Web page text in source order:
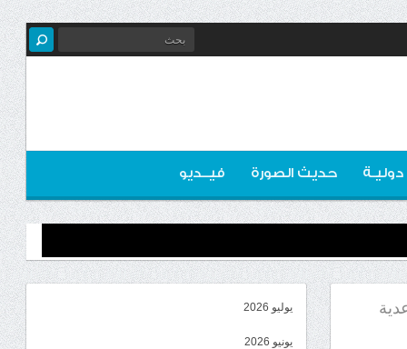
دوليـة حديث الصورة فيــديو
يوليو 2026
يونيو 2026